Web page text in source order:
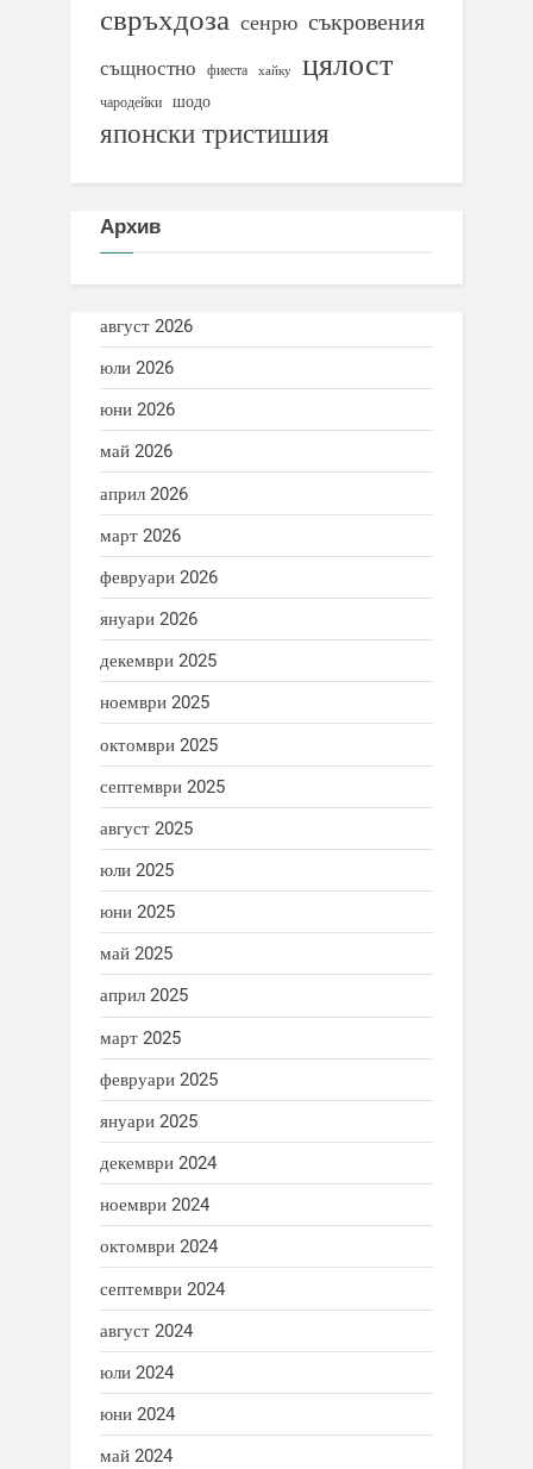
свръхдоза сенрю съкровения
същностно фиеста хайку цялост
чародейки шодо
японски тристишия
Архив
август 2026
юли 2026
юни 2026
май 2026
април 2026
март 2026
февруари 2026
януари 2026
декември 2025
ноември 2025
октомври 2025
септември 2025
август 2025
юли 2025
юни 2025
май 2025
април 2025
март 2025
февруари 2025
януари 2025
декември 2024
ноември 2024
октомври 2024
септември 2024
август 2024
юли 2024
юни 2024
май 2024